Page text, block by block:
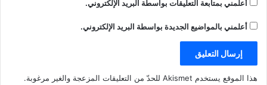
أعلمني بمتابعة التعليقات بواسطة البريد الإلكتروني.
أعلمني بالمواضيع الجديدة بواسطة البريد الإلكتروني.
هذا الموقع يستخدم Akismet للحدّ من التعليقات المزعجة والغير مرغوبة.